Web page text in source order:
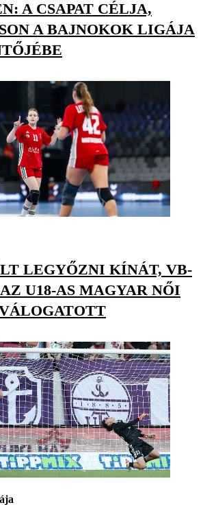
A CSAPAT CÉLJA,
A BAJNOKOK LIGÁJA
LEGYŐZNI KÍNÁT, VB-
U18-AS MAGYAR NŐI